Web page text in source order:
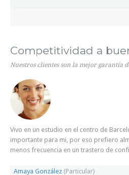
Competitividad a
Nuestros clientes son la mejor garantía
Vivo en un estudio en el centro de
importante para mi, por eso prefiero
menos frecuencia en un trastero de
Amaya González (Particular)